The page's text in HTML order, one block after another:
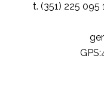
t. (351) 225